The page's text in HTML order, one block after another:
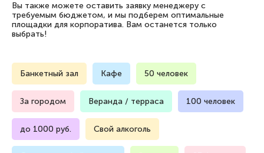
Вы также можете оставить заявку менеджеру с
требуемым бюджетом, и мы подберем оптимальные
площадки для корпоратива. Вам останется только
выбрать!
Банкетный зал Кафе 50 человек
За городом Веранда / терраса 100 человек
до 1000 руб. Свой алкоголь